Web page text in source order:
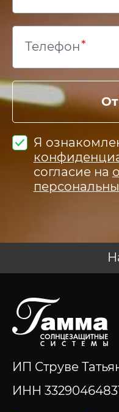
Телефон
Я
согласие на
ИП Струве
ИНН